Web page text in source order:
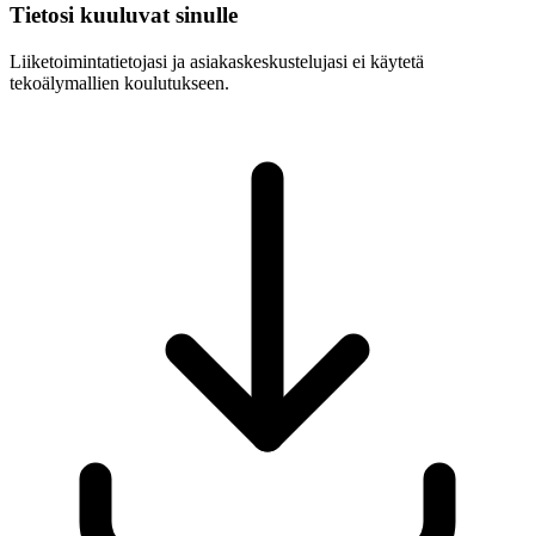
Tietosi kuuluvat sinulle
Liiketoimintatietojasi ja asiakaskeskustelujasi ei käytetä
tekoälymallien koulutukseen.